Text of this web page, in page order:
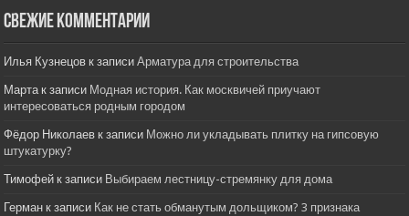
Свежие комментарии
Илья Кузнецов к записиАрматура для строительства
Мартак записи Модная история. Как москвичей приучают
интересоваться родным городом
Фёдор Николаев к записи Можно ли укладывать плитку на гипсовую
штукатурку?
Тимофей к записи Выбираем лестницу-стремянку для дома
Герман к записи Как не стать обманутым дольщиком? 3 признака